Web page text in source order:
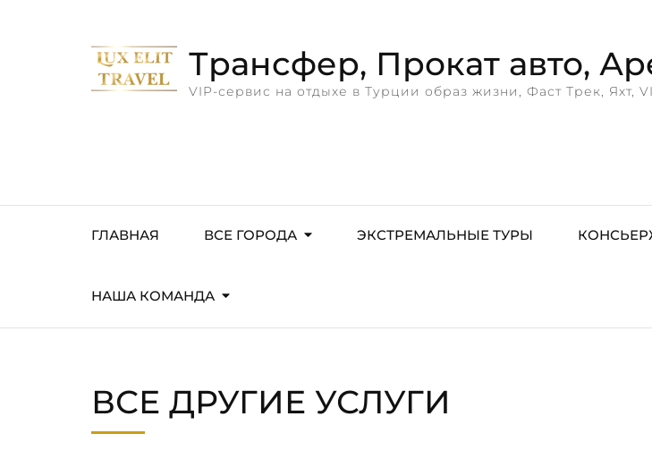
Трансфер, Прокат авто,
VIP-сервис на отдыхе в Турции образ жизни, Фаст Трек, Яхт,
ГЛАВНАЯ ВСЕ ГОРОДА ЭКСТРЕМАЛЬНЫЕ ТУРЫ
НАША КОМАНДА
ВСЕ ДРУГИЕ УСЛУГИ